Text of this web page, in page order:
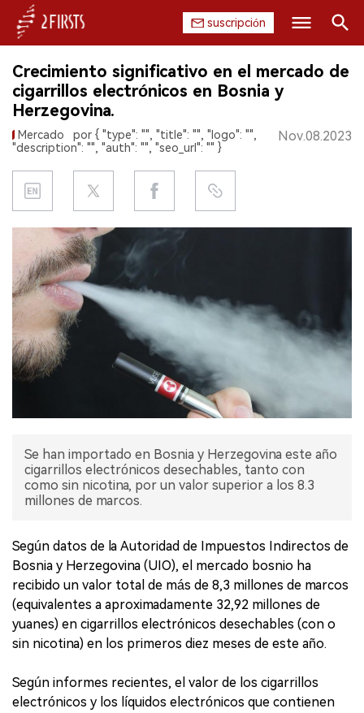
suscripción
INICIO
EMPRESA
REGULACIÓN
CHINA
DATOS
EXPOSICIÓN
ENTREVISTA
Buscar
Crecimiento significativo en el mercado de
cigarrillos electrónicos en Bosnia y
Herzegovina.
Mercado
por { "type": "", "title": "", "logo": "",
"description": "", "auth": "", "seo_url": "" }
Nov.08.2023
Se han importado en Bosnia y Herzegovina este año
cigarrillos electrónicos desechables, tanto con
como sin nicotina, por un valor superior a los 8.3
millones de marcos.
Según datos de la Autoridad de Impuestos Indirectos de
Bosnia y Herzegovina (UIO), el mercado bosnio ha
recibido un valor total de más de 8,3 millones de marcos
(equivalentes a aproximadamente 32,92 millones de
yuanes) en cigarrillos electrónicos desechables (con o
sin nicotina) en los primeros diez meses de este año.
Según informes recientes, el valor de los cigarrillos
electrónicos y los líquidos electrónicos que contienen